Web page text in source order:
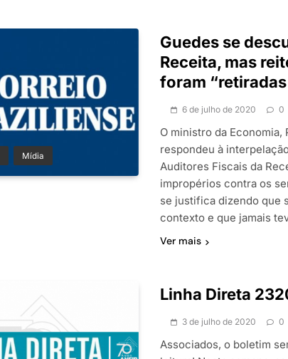
Mídia
Guedes se
Receita, mas
foram
6 de julho de 2020 0
O ministro da
respondeu à
Auditores Fiscais da
impropérios contra os
se justifica dizendo que
contexto e que jamais
Ver mais
Linha Direta
3 de julho de 2020 0
Associados, o boletim